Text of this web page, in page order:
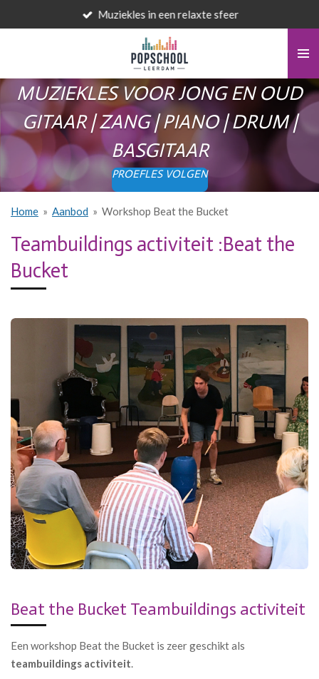
hoofdinhoud
Muziekles in een relaxte sfeer
MUZIEKLES VOOR JONG EN OUD
GITAAR | ZANG | PIANO | DRUM |
BASGITAAR
PROEFLES VOLGEN
Home » Aanbod » Workshop Beat the Bucket
Teambuildings activiteit :Beat the
Bucket
Beat the Bucket Teambuildings activiteit
Een workshop Beat the Bucket is zeer geschikt als
teambuildings activiteit.